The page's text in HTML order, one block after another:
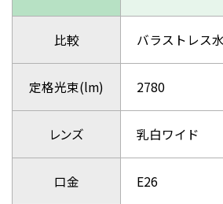
比較 バラストレス
定格光束(lm) 2780
レンズ 乳白ワイド
口金 E26